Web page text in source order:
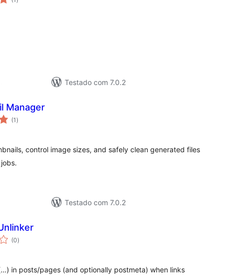
totais
Testado com 7.0.2
Manager
(1 avaliações
totais
)
control image sizes, and safely clean generated files
Testado com 7.0.2
(0avaliações
totais
)
in posts/pages (and optionally postmeta) when links